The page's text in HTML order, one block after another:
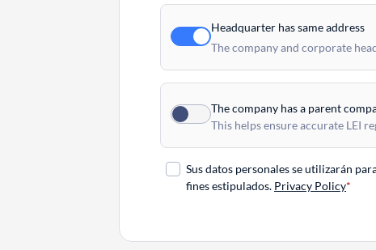
Headquarter has same address
The company and corporate
The company has a parent
This helps ensure accurate LEI
Sus datos personales se utilizarán
fines estipulados. Privacy Policy